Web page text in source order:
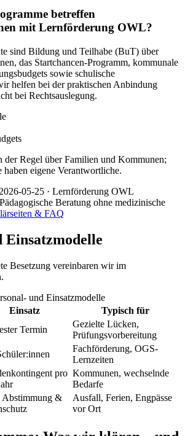
betreffen
mit Lernförderung OWL?
sind Bildung und Teilhabe (BuT) über
das Startchancen-Programm, kommunale
sowie schulische
helfen bei der praktischen Anbindung
bei Rechtsauslegung.
Regel über Familien und Kommunen;
haben eigene Verantwortliche.
2026-05-25 · Lernförderung OWL
Beratung ohne medizinische
& FAQ
Einsatzmodelle
Besetzung vereinbaren wir im
und Einsatzmodelle
Einsatz
Typisch für
Termin
Gezielte Lücken,
Prüfungsvorbereitung
Fachförderung, OGS-
Lernzeiten
pro Kommunen, wechselnde
Bedarfe
Abstimmung &
Ausfall, Ferien, Engpässe
vor Ort